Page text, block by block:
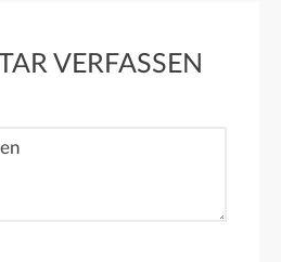
VERFASSEN